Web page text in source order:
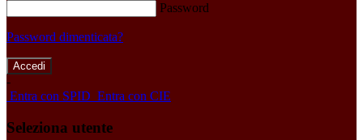
Password
Password dimenticata?
-
Entra con SPID Entra con CIE
Seleziona utente